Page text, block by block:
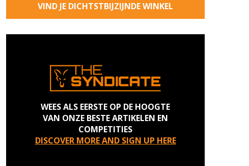
VIND JE DICHTSTBIJZIJNDE WINKEL
WEES ALS EERSTE OP DE HOOGTE
VAN ONZE BESTE ARTIKELEN EN
COMPETITIES
DISCOVER MORE AND SIGN UP HERE